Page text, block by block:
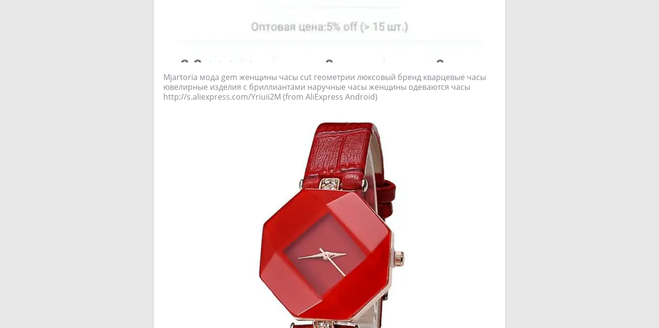
Mjartoria мода gem женщины часы cut геометрии люксовый бренд кварцевые часы
ювелирные изделия с бриллиантами наручные часы женщины одеваются часы
http://s.aliexpress.com/Yriuii2M (from AliExpress Android)